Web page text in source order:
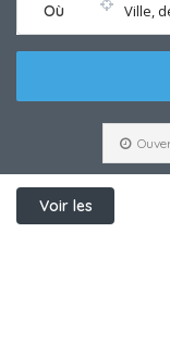
Où Ville,
Voir les